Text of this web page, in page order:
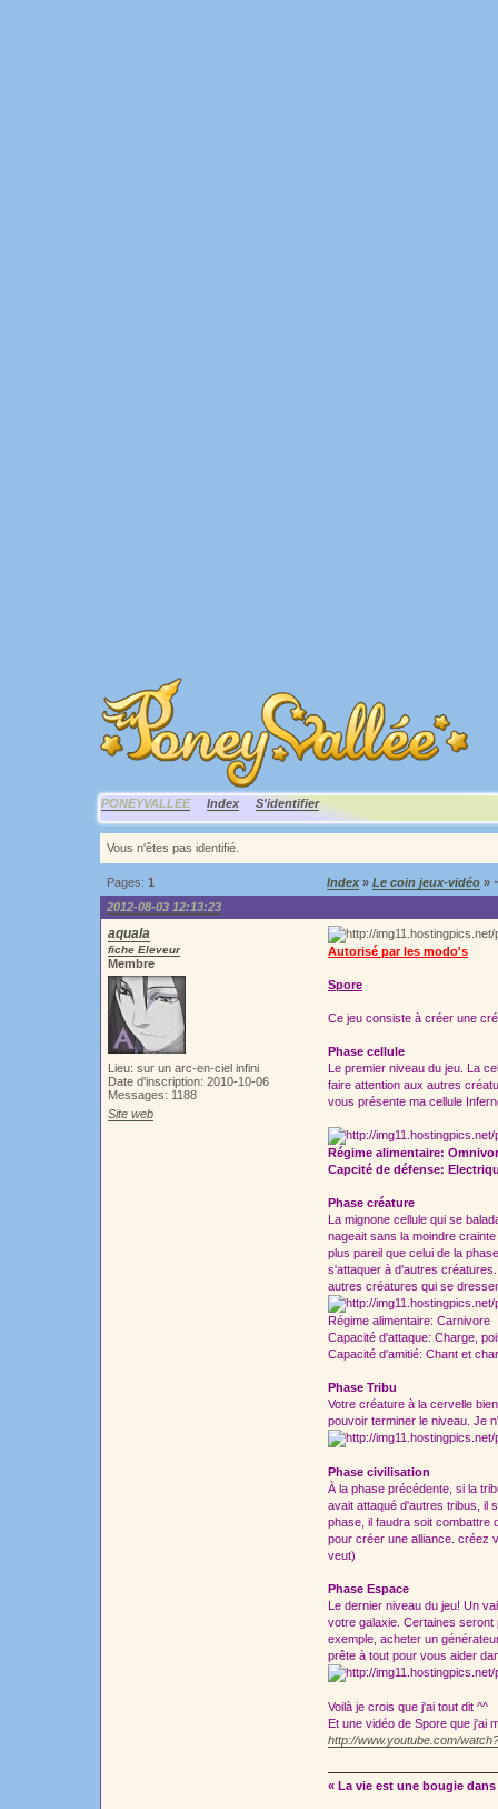
PONEYVALLEE Index S'identifier
Vous n'êtes pas identifié.
Pages: 1 Index » Le coin jeux-vidéo »
2012-08-03 12:13:23
aquala
fiche Eleveur
Membre
Lieu: sur un arc-en-ciel infini
Date d'inscription: 2010-10-06
Messages: 1188
Site web
Autorisé par les modo's
Spore
Ce jeu consiste à créer une
Phase cellule
Le premier niveau du jeu. La
faire attention aux autres
vous présente ma cellule
Régime alimentaire:
Capcité de défense:
Phase créature
La mignone cellule qui se
nageait sans la moindre
plus pareil que celui de la
s'attaquer à d'autres
autres créatures qui se
Régime alimentaire: Carnivore
Capacité d'attaque: Charge,
Capacité d'amitié: Chant et
Phase Tribu
Votre créature à la cervelle
pouvoir terminer le niveau. Je
Phase civilisation
À la phase précédente, si la
avait attaqué d'autres tribus, il
phase, il faudra soit combattre
pour créer une alliance. créez
veut)
Phase Espace
Le dernier niveau du jeu! Un
votre galaxie. Certaines
exemple, acheter un
prête à tout pour vous aider
Voilà je crois que j'ai tout dit ^^
Et une vidéo de Spore que j'ai
http://www.youtube.com/
« La vie est une bougie dans